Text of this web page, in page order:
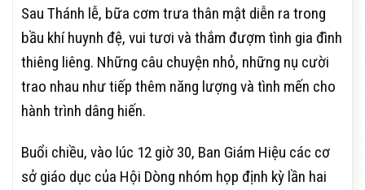
Sau Thánh lễ, bữa cơm trưa thân mật diễn ra trong
bầu khí huynh đệ, vui tươi và thắm đượm tình gia đình
thiêng liêng. Những câu chuyện nhỏ, những nụ cười
trao nhau như tiếp thêm năng lượng và tình mến cho
hành trình dâng hiến.
Buổi chiều, vào lúc 12 giờ 30, Ban Giám Hiệu các cơ
sở giáo dục của Hội Dòng nhóm họp định kỳ lần hai